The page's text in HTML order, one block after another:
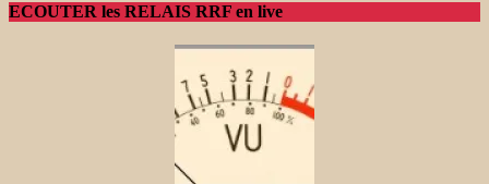
ECOUTER les RELAIS RRF en live